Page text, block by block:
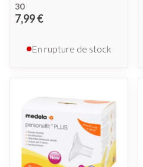
30
7,99 €
En rupture de stock